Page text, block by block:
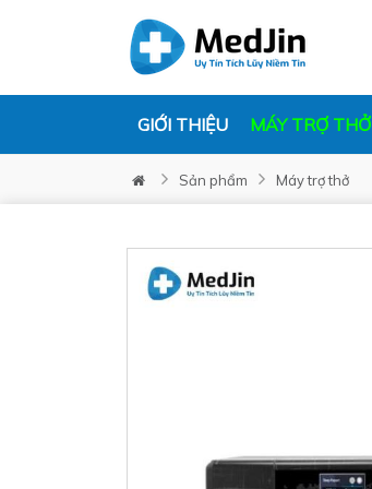
GIỚI THIỆU MÁY TRỢ THỞ
Sản phẩm Máy trợ thở